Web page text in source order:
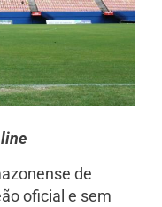
de
oficial e sem